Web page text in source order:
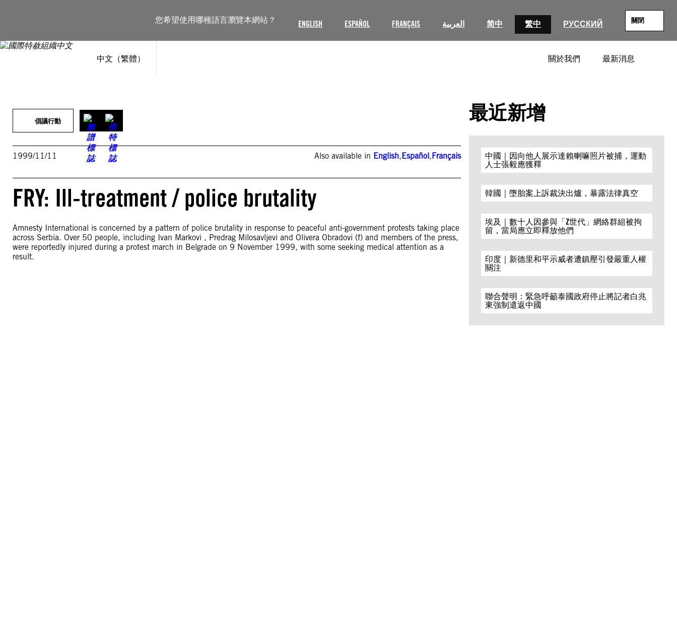
您希望使用哪種語言瀏覽本網站？ ENGLISH ESPAÑOL FRANÇAIS العربية 简中 繁中 РУССКИЙ 關閉
中文（繁體） 關於我們 最新消息
內
倡議行動
1999/11/11 Also available in English,Español,Français
FRY: Ill-treatment / police brutality
Amnesty International is concerned by a pattern of police brutality in response to peaceful anti-government protests taking place
across Serbia. Over 50 people, including Ivan Markovi , Predrag Milosavljevi and Olivera Obradovi (f) and members of the press,
were reportedly injured during a protest march in Belgrade on 9 November 1999, with some seeking medical attention as a
result.
最近新增
中國｜因向他人展示達賴喇嘛照片被捕，運動
人士張毅應獲釋
韓國｜墮胎案上訴裁決出爐，暴露法律真空
埃及｜數十人因參與「Z世代」網絡群組被拘
留，當局應立即釋放他們
印度｜新德里和平示威者遭鎮壓引發嚴重人權
關注
聯合聲明：緊急呼籲泰國政府停止將記者白兆
東強制遣返中國